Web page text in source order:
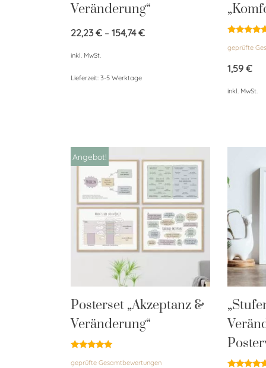
Veränderung“
22,23 € – 154,74€
inkl. MwSt.
Lieferzeit: 3-5 Werktage
mit
von 5
geprüfte
1,59€
inkl. MwSt.
Angebot!
Posterset „Akzeptanz &
Veränderung“
mit
geprüfte Gesamtbewertungen